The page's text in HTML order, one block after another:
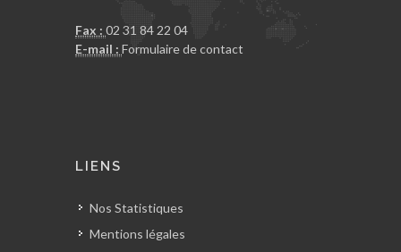
Fax : 02 31 84 22 04
E-mail : Formulaire de contact
LIENS
Nos Statistiques
Mentions légales